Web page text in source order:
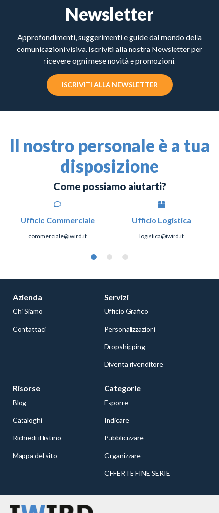
Newsletter
Approfondimenti, suggerimenti e guide dal mondo della
comunicazioni visiva. Iscriviti alla nostra Newsletter per
ricevere ogni mese novità e promozioni.
ISCRIVITI ALLA NEWSLETTER
Il nostro personale è a tua
disposizione
Come possiamo aiutarti?
Ufficio Commerciale
commerciale@iwird.it
Ufficio Logistica
logistica@iwird.it
Azienda
Chi Siamo
Contattaci
Servizi
Ufficio Grafico
Personalizzazioni
Dropshipping
Diventa rivenditore
Risorse
Blog
Cataloghi
Richiedi il listino
Mappa del sito
Categorie
Esporre
Indicare
Pubblicizzare
Organizzare
OFFERTE FINE SERIE